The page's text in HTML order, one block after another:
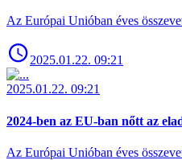
Az Európai Unióban éves
2025.01.22. 09:21
2025.01.22. 09:21
2024-ben az EU-ban nőtt az
Az Európai Unióban éves